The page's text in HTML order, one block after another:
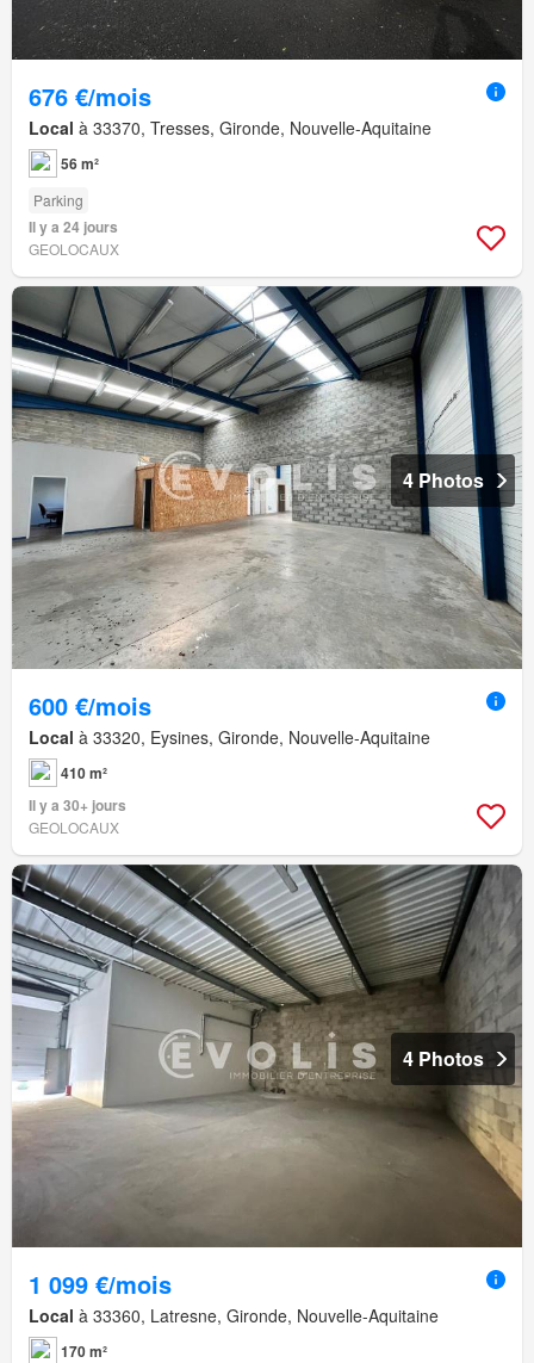
676 €/mois
Local à 33370, Tresses, Gironde, Nouvelle-Aquitaine
56 m²
Parking
Il y a 24 jours
GEOLOCAUX
4 Photos
600 €/mois
Local à 33320, Eysines, Gironde, Nouvelle-Aquitaine
410 m²
Il y a 30+ jours
GEOLOCAUX
4 Photos
1 099 €/mois
Local à 33360, Latresne, Gironde, Nouvelle-Aquitaine
170 m²